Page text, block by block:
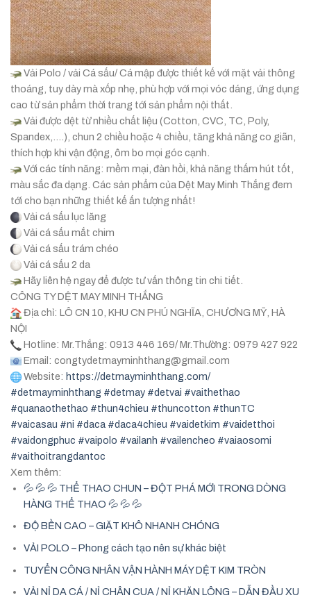
Vải Polo / vải Cá sấu/ Cá mập được thiết kế với mặt vải thông
thoáng, tuy dày mà xốp nhẹ, phù hợp với mọi vóc dáng, ứng dụng
cao từ sản phẩm thời trang tới sản phẩm nội thất.
Vải được dệt từ nhiều chất liệu (Cotton, CVC, TC, Poly,
Spandex,….), chun 2 chiều hoặc 4 chiều, tăng khả năng co giãn,
thích hợp khi vận động, ôm bo mọi góc cạnh.
Với các tính năng: mềm mại, đàn hồi, khả năng thấm hút tốt,
màu sắc đa dạng. Các sản phẩm của Dệt May Minh Thắng đem
tới cho bạn những thiết kế ấn tượng nhất!
Vải cá sấu lục lăng
Vải cá sấu mắt chim
Vải cá sấu trám chéo
Vải cá sấu 2 da
Hãy liên hệ ngay để được tư vấn thông tin chi tiết.
CÔNG TY DỆT MAY MINH THẮNG
Địa chỉ: LÔ CN 10, KHU CN PHÚ NGHĨA, CHƯƠNG MỸ, HÀ
NỘI
Hotline: Mr.Thắng: 0913 446 169/ Mr.Thường: 0979 427 922
Email: congtydetmayminhthang@gmail.com
Website: https://detmayminhthang.com/
#detmayminhthang #detmay #detvai #vaithethao
#quanaothethao #thun4chieu #thuncotton #thunTC
#vaicasau #ni #daca #daca4chieu #vaidetkim #vaidetthoi
#vaidongphuc #vaipolo #vailanh #vailencheo #vaiaosomi
#vaithoitrangdantoc
Xem thêm:
💦 💦 💦 THỂ THAO CHUN – ĐỘT PHÁ MỚI TRONG DÒNG
HÀNG THỂ THAO 💦 💦 💦
ĐỘ BỀN CAO – GIẶT KHÔ NHANH CHÓNG
VẢI POLO – Phong cách tạo nên sự khác biệt
TUYỂN CÔNG NHÂN VẬN HÀNH MÁY DỆT KIM TRÒN
VẢI NỈ DA CÁ / NỈ CHÂN CUA / NỈ KHĂN LÔNG – DẪN ĐẦU XU